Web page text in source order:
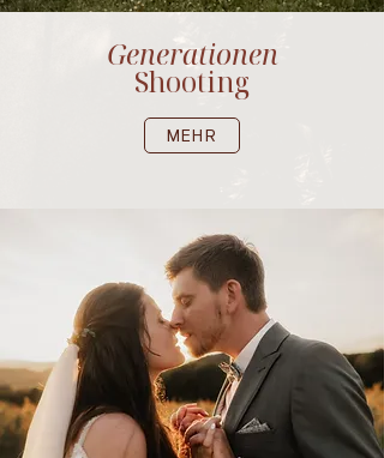
Generationen
Shooting
MEHR